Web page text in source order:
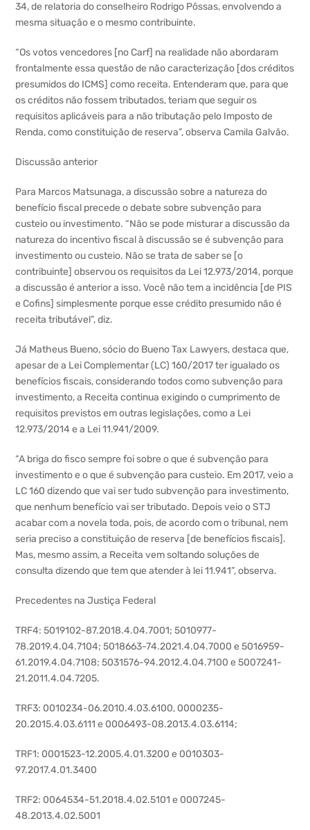
34, de relatoria do conselheiro Rodrigo Pôssas, envolvendo a
mesma situação e o mesmo contribuinte.
“Os votos vencedores [no Carf] na realidade não abordaram
frontalmente essa questão de não caracterização [dos créditos
presumidos do ICMS] como receita. Entenderam que, para que
os créditos não fossem tributados, teriam que seguir os
requisitos aplicáveis para a não tributação pelo Imposto de
Renda, como constituição de reserva”, observa Camila Galvão.
Discussão anterior
Para Marcos Matsunaga, a discussão sobre a natureza do
benefício fiscal precede o debate sobre subvenção para
custeio ou investimento. “Não se pode misturar a discussão da
natureza do incentivo fiscal à discussão se é subvenção para
investimento ou custeio. Não se trata de saber se [o
contribuinte] observou os requisitos da Lei 12.973/2014, porque
a discussão é anterior a isso. Você não tem a incidência [de PIS
e Cofins] simplesmente porque esse crédito presumido não é
receita tributável”, diz.
Já Matheus Bueno, sócio do Bueno Tax Lawyers, destaca que,
apesar de a Lei Complementar (LC) 160/2017 ter igualado os
benefícios fiscais, considerando todos como subvenção para
investimento, a Receita continua exigindo o cumprimento de
requisitos previstos em outras legislações, como a Lei
12.973/2014 e a Lei 11.941/2009.
“A briga do fisco sempre foi sobre o que é subvenção para
investimento e o que é subvenção para custeio. Em 2017, veio a
LC 160 dizendo que vai ser tudo subvenção para investimento,
que nenhum benefício vai ser tributado. Depois veio o STJ
acabar com a novela toda, pois, de acordo com o tribunal, nem
seria preciso a constituição de reserva [de benefícios fiscais].
Mas, mesmo assim, a Receita vem soltando soluções de
consulta dizendo que tem que atender à lei 11.941”, observa.
Precedentes na Justiça Federal
TRF4: 5019102-87.2018.4.04.7001; 5010977-
78.2019.4.04.7104; 5018663-74.2021.4.04.7000 e 5016959-
61.2019.4.04.7108; 5031576-94.2012.4.04.7100 e 5007241-
21.2011.4.04.7205.
TRF3: 0010234-06.2010.4.03.6100, 0000235-
20.2015.4.03.6111 e 0006493-08.2013.4.03.6114;
TRF1: 0001523-12.2005.4.01.3200 e 0010303-
97.2017.4.01.3400
TRF2: 0064534-51.2018.4.02.5101 e 0007245-
48.2013.4.02.5001